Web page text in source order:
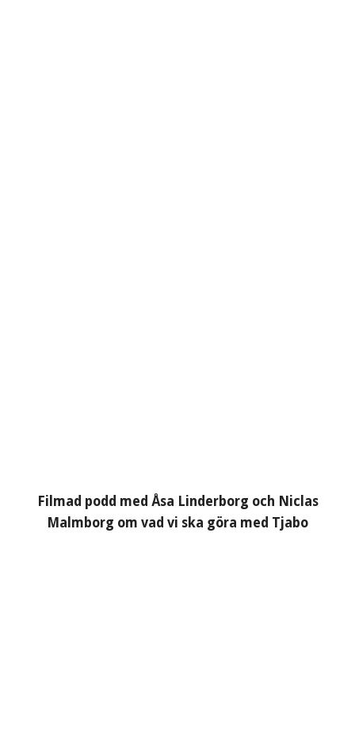
Filmad podd med Åsa Linderborg och Niclas
Malmborg om vad vi ska göra med Tjabo